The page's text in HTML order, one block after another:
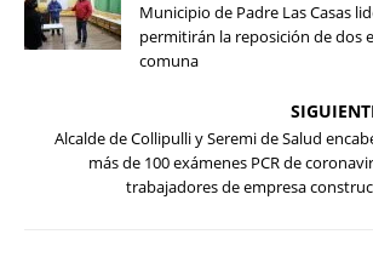
Municipio de Padre Las Casas
permitirán la reposición de dos
comuna
Alcalde de Collipulli y Seremi de Salud
más de 100 exámenes PCR de
trabajadores de empresa